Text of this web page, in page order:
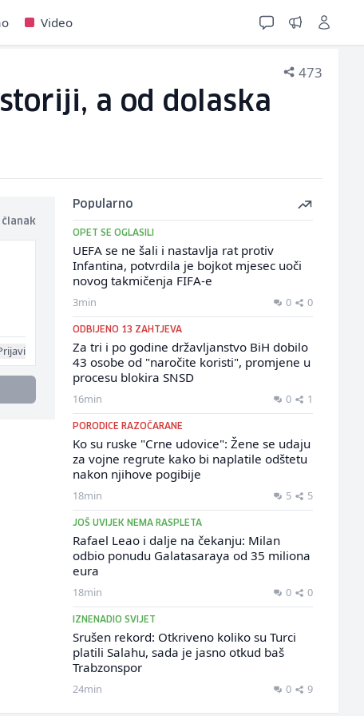
Video
473
a od dolaska
Popularno
OPET SE OGLASILI
UEFA se ne šali i nastavlja rat protiv
Infantina, potvrdila je bojkot mjesec uoči
novog takmičenja FIFA-e
3min 0 0
ODBIJENO 13 ZAHTJEVA
Za tri i po godine državljanstvo BiH dobilo
43 osobe od "naročite koristi", promjene u
procesu blokira SNSD
16min 0 1
PORODICE RAZOČARANE
Ko su ruske "Crne udovice": Žene se udaju
za vojne regrute kako bi naplatile odštetu
nakon njihove pogibije
18min 5 5
JOŠ UVIJEK NEMA RASPLETA
Rafael Leao i dalje na čekanju: Milan
odbio ponudu Galatasaraya od 35 miliona
eura
18min 0 0
IZNENADIO SVIJET
Srušen rekord: Otkriveno koliko su Turci
platili Salahu, sada je jasno otkud baš
Trabzonspor
24min 0 9